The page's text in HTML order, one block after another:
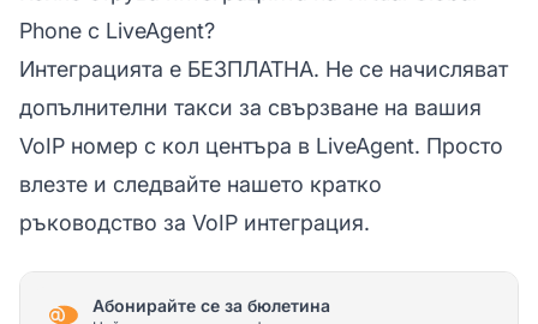
Phone с LiveAgent?
Интеграцията е БЕЗПЛАТНА. Не се начисляват
допълнителни такси за свързване на вашия
VoIP номер с кол центъра в LiveAgent. Просто
влезте и следвайте нашето кратко
ръководство за VoIP интеграция.
Абонирайте се за бюлетина